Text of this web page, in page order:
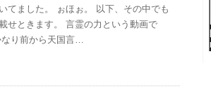
てました。 ぉほぉ。 以下、その中でも
せときます。 言霊の力という動画で
り前から天国言…